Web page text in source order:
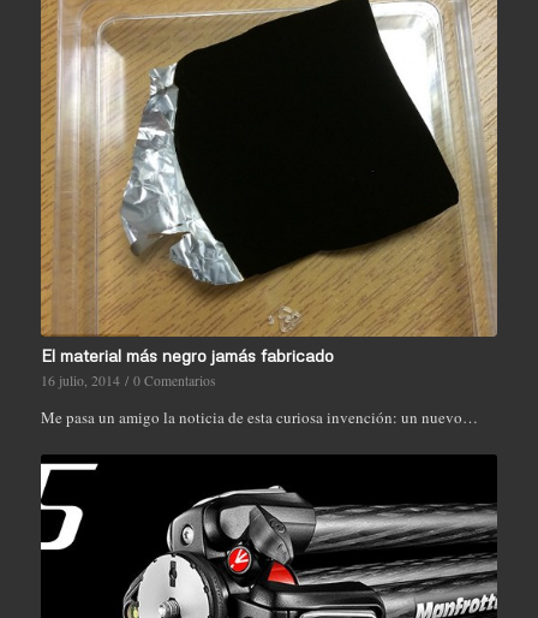
El material más negro jamás fabricado
16 julio, 2014 / 0 Comentarios
Me pasa un amigo la noticia de esta curiosa invención: un nuevo…